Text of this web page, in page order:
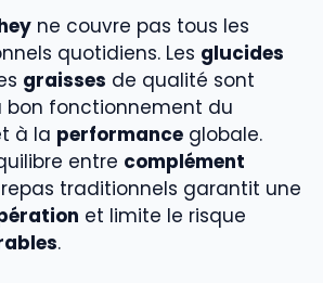
ne couvre pas tous les
quotidiens. Les glucides
graisses de qualité sont
bon fonctionnement du
à la performance globale.
entre complément
traditionnels garantit une
et limite le risque
.